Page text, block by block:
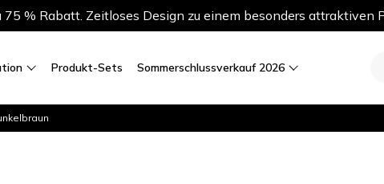
% Rabatt. Zeitloses Design zu einem besonders attraktiven
Produkt-Sets Sommerschlussverkauf 2026